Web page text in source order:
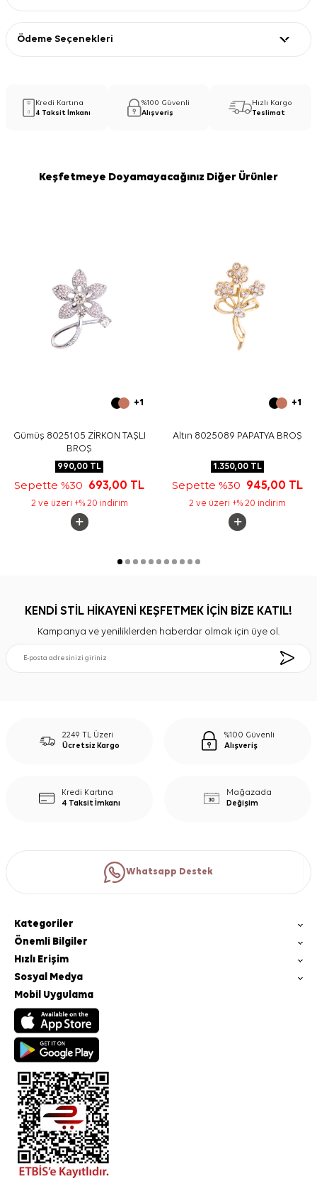
Ödeme Seçenekleri
Kredi Kartına
4 Taksit İmkanı
%100 Güvenli
Alışveriş
Hızlı Kargo
Teslimat
Keşfetmeye Doyamayacağınız Diğer Ürünler
+1
Gümüş 8025105 ZİRKON TAŞLI
BROŞ
990,00 TL
Sepette %30 693,00 TL
2 ve üzeri +% 20 indirim
+1
Altın 8025089 PAPATYA BROŞ
1.350,00 TL
Sepette %30 945,00 TL
2 ve üzeri +% 20 indirim
KENDİ STİL HİKAYENİ KEŞFETMEK İÇİN BİZE KATIL!
Kampanya ve yeniliklerden haberdar olmak için üye ol.
2249 TL Üzeri
Ücretsiz Kargo
%100 Güvenli
Alışveriş
Kredi Kartına
4 Taksit İmkanı
Mağazada
Değişim
Whatsapp Destek
Kategoriler
Önemli Bilgiler
Hızlı Erişim
Sosyal Medya
Mobil Uygulama